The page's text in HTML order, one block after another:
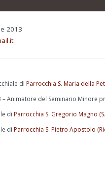
2013
di Parrocchia S. Maria della
Animatore del Seminario Minore
di Parrocchia S. Gregorio Magno
di Parrocchia S. Pietro Apostolo